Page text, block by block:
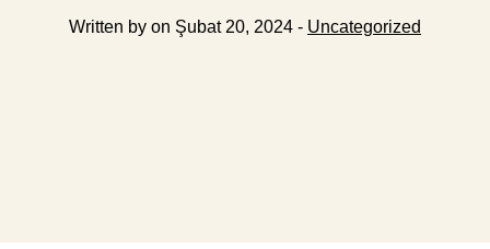
Written by on Şubat 20, 2024 - Uncategorized